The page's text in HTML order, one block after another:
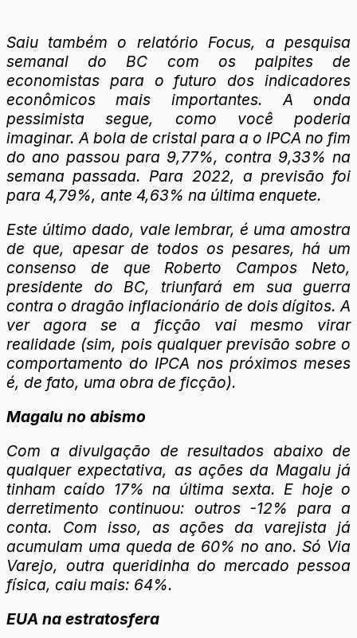
Saiu também o relatório Focus, a pesquisa
semanal do BC com os palpites de
economistas para o futuro dos indicadores
econômicos mais importantes. A onda
pessimista segue, como você poderia
imaginar. A bola de cristal para a o IPCA no fim
do ano passou para 9,77%, contra 9,33% na
semana passada. Para 2022, a previsão foi
para 4,79%, ante 4,63% na última enquete.
Este último dado, vale lembrar, é uma amostra
de que, apesar de todos os pesares, há um
consenso de que Roberto Campos Neto,
presidente do BC, triunfará em sua guerra
contra o dragão inflacionário de dois dígitos. A
ver agora se a ficção vai mesmo virar
realidade (sim, pois qualquer previsão sobre o
comportamento do IPCA nos próximos meses
é, de fato, uma obra de ficção).
Magalu no abismo
Com a divulgação de resultados abaixo de
qualquer expectativa, as ações da Magalu já
tinham caído 17% na última sexta. E hoje o
derretimento continuou: outros -12% para a
conta. Com isso, as ações da varejista já
acumulam uma queda de 60% no ano. Só Via
Varejo, outra queridinha do mercado pessoa
física, caiu mais: 64%.
EUA na estratosfera